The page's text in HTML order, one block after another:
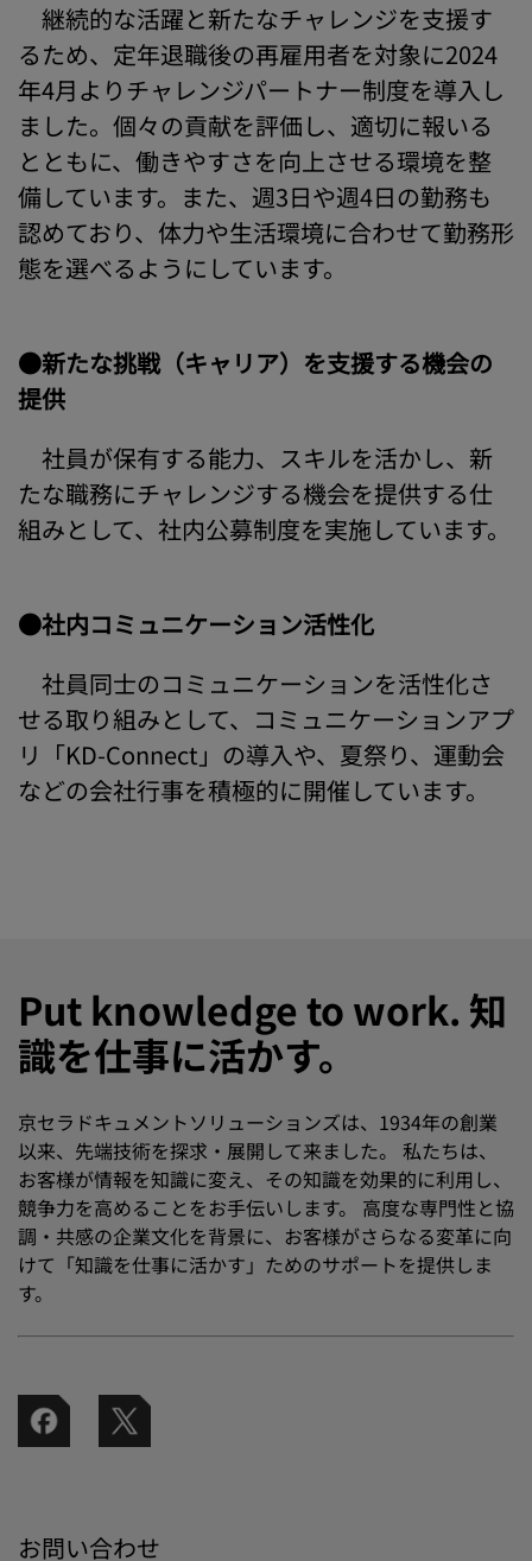
継続的な活躍と新たなチャレンジを支援す
るため、定年退職後の再雇用者を対象に2024
年4月よりチャレンジパートナー制度を導入し
ました。個々の貢献を評価し、適切に報いる
とともに、働きやすさを向上させる環境を整
備しています。また、週3日や週4日の勤務も
認めており、体力や生活環境に合わせて勤務形
態を選べるようにしています。
●新たな挑戦（キャリア）を支援する機会の
提供
社員が保有する能力、スキルを活かし、新
たな職務にチャレンジする機会を提供する仕
組みとして、社内公募制度を実施しています。
●社内コミュニケーション活性化
社員同士のコミュニケーションを活性化さ
せる取り組みとして、コミュニケーションアプ
リ「KD-Connect」の導入や、夏祭り、運動会
などの会社行事を積極的に開催しています。
Put knowledge to work. 知
識を仕事に活かす。
京セラドキュメントソリューションズは、1934年の創業
以来、先端技術を探求・展開して来ました。 私たちは、
お客様が情報を知識に変え、その知識を効果的に利用し、
競争力を高めることをお手伝いします。 高度な専門性と協
調・共感の企業文化を背景に、お客様がさらなる変革に向
けて「知識を仕事に活かす」ためのサポートを提供しま
す。
お問い合わせ